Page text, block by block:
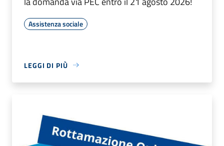
Assistenza sociale
LEGGI DI PIÙ